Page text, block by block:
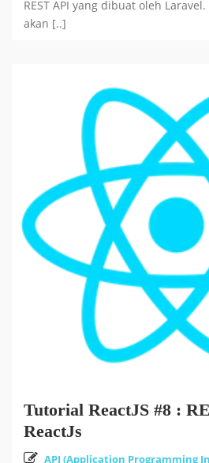
REST API yang dibuat oleh
akan [..]
Tutorial ReactJS #8 :
ReactJs
API (Application Programming